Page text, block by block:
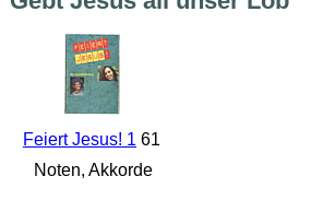
Feiert Jesus! 1 61
Noten, Akkorde